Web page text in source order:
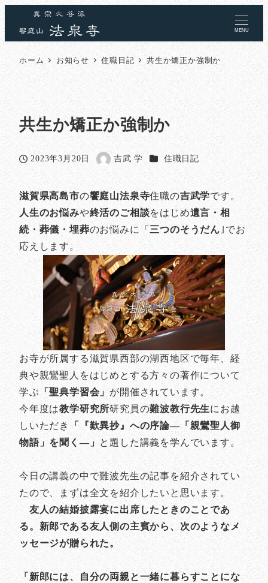
MENU
ホーム お知らせ 住職日記 共生か矯正か強制か
共生か矯正か強制か
投稿日
2023年3月20日
著
者
吉武 学 カテゴリー
住職日記
滋賀県高島市の饗庭山法泉寺住職の吉武学です。
人生のお悩みや終活のご相談をはじめ遺言・相
続・葬儀・埋葬のお悩みに「 三つのそうだん ｣でお
応えします。
お寺が所属する滋賀県西部の湖西地区で毎年、経
典や親鸞聖人をはじめとする方々の著作について
学ぶ 「聖典学習会」が開催されています。
今年度は教学研究所研究員の難波教行先生にお越
しいただき「『歎異抄』への序論—「親鸞聖人御
物語」を聞く—」 と題した講義を学んでいます。
今日の講義の中で難波先生の記事を紹介されてい
たので、まずは全文を紹介したいと思います。
友人の結婚披露宴に出席したときのことであ
る。新郎である友人側の主賓から、次のようなメ
ッセージが贈られた。
「新郎には、自分の両親と一緒に暮らすことにな